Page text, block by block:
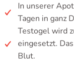
In unserer
Tagen in ganz
Testogel wird
eingesetzt.
Blut.